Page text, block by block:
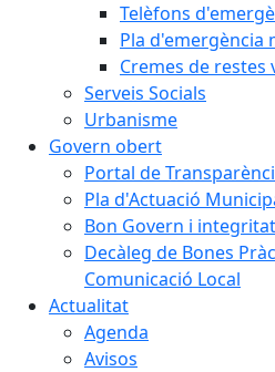
Telèfons
Pla d'emergència
Cremes de restes
Serveis Socials
Urbanisme
Govern obert
Portal de
Pla d'Actuació
Bon Govern i
Decàleg de Bones
Comunicació Local
Actualitat
Agenda
Avisos